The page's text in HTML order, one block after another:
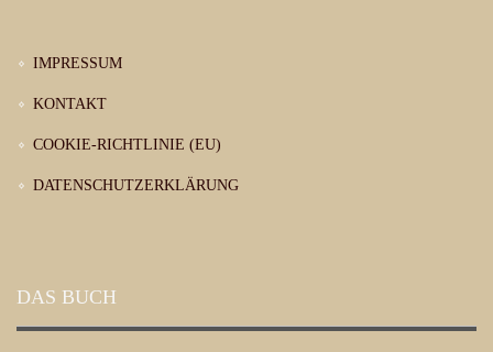
IMPRESSUM
KONTAKT
COOKIE-RICHTLINIE (EU)
DATENSCHUTZERKLÄRUNG
DAS BUCH